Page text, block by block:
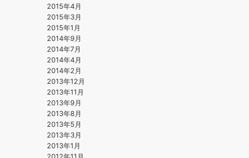
2015年4月
2015年3月
2015年1月
2014年9月
2014年7月
2014年4月
2014年2月
2013年12月
2013年11月
2013年9月
2013年8月
2013年5月
2013年3月
2013年1月
2012年11月